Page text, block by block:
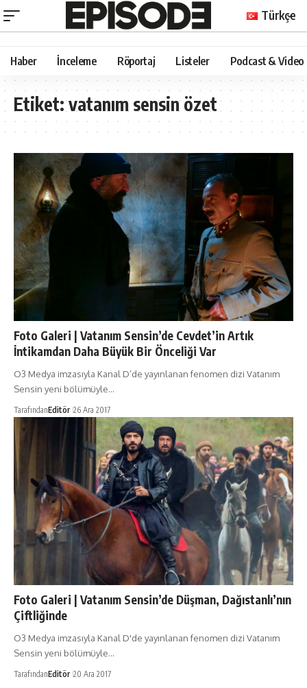
Türkçe
Haber İnceleme Röportaj Listeler Podcast & Video
Etiket:vatanım sensin özet
Foto Galeri | Vatanım Sensin’de Cevdet’in Artık
İntikamdan Daha Büyük Bir Önceliği Var
O3 Medya imzasıyla Kanal D’de yayınlanan fenomen dizi Vatanım
Sensin yeni bölümüyle…
TarafındanEditör 26 Ara 2017
Foto Galeri | Vatanım Sensin’de Düşman, Dağıstanlı’nın
Çiftliğinde
O3 Medya imzasıyla Kanal D'de yayınlanan fenomen dizi Vatanım
Sensin yeni bölümüyle…
TarafındanEditör 20 Ara 2017